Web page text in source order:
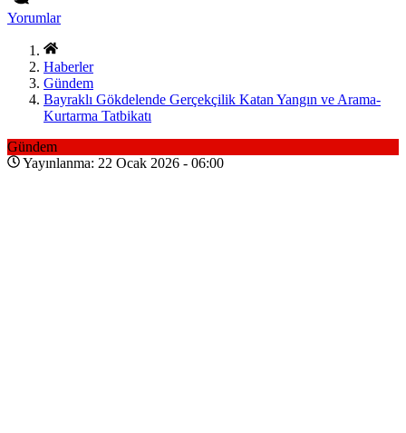
Yorumlar
Haberler
Gündem
Bayraklı Gökdelende Gerçekçilik Katan Yangın ve Arama-
Kurtarma Tatbikatı
Gündem
Yayınlanma: 22 Ocak 2026 - 06:00